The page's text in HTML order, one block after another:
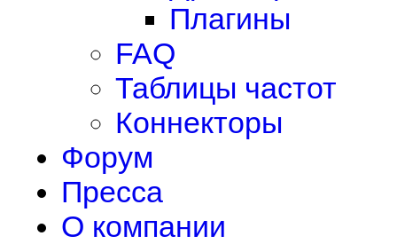
Плагины
FAQ
Таблицы частот
Коннекторы
Форум
Пресса
О компании